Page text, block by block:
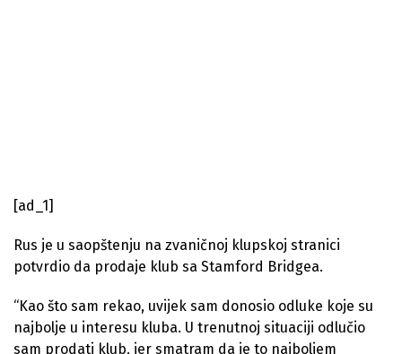
[ad_1]
Rus je u saopštenju na zvaničnoj klupskoj stranici
potvrdio da prodaje klub sa Stamford Bridgea.
“Kao što sam rekao, uvijek sam donosio odluke koje su
najbolje u interesu kluba. U trenutnoj situaciji odlučio
sam prodati klub, jer smatram da je to najboljem